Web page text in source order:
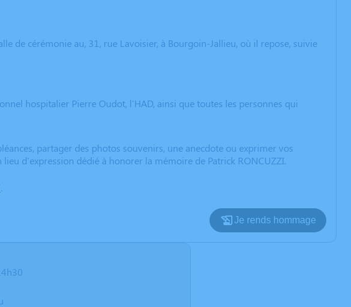
de cérémonie au, 31, rue Lavoisier, à Bourgoin-Jallieu, où il repose, suivie
hospitalier Pierre Oudot, l'HAD, ainsi que toutes les personnes qui
partager des photos souvenirs, une anecdote ou exprimer vos
d'expression dédié à honorer la mémoire de Patrick RONCUZZI.
.
Je rends hommage